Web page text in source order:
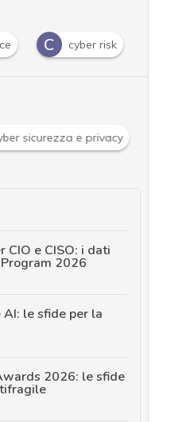
C cyber risk
sicurezza e privacy
CIO e CISO: i dati
2026
le sfide per la
2026: le sfide